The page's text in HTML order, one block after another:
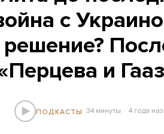
с
и
ПОДКАСТЫ 34 минуты 4 года